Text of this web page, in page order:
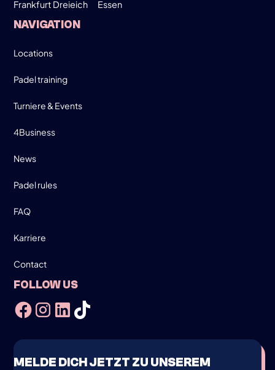
SIGN UP
Frankfurt Dreieich Essen
NAVIGATION
Locations
Padel training
Turniere & Events
4Business
News
Padel rules
FAQ
Karriere
Contact
FOLLOW US
MELDE DICH JETZT ZU UNSEREM